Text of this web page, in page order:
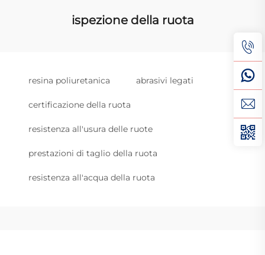
ispezione della ruota
resina poliuretanica abrasivi legati
certificazione della ruota
resistenza all'usura delle ruote
prestazioni di taglio della ruota
resistenza all'acqua della ruota